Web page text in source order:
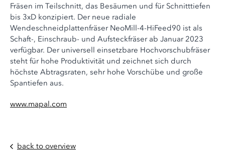
Fräsen im Teilschnitt, das Besäumen und für Schnitttiefen
bis 3xD konzipiert. Der neue radiale
Wendeschneidplattenfräser NeoMill-4-HiFeed90 ist als
Schaft-, Einschraub- und Aufsteckfräser ab Januar 2023
verfügbar. Der universell einsetzbare Hochvorschubfräser
steht für hohe Produktivität und zeichnet sich durch
höchste Abtragsraten, sehr hohe Vorschübe und große
Spantiefen aus.
www.mapal.com
back to overview